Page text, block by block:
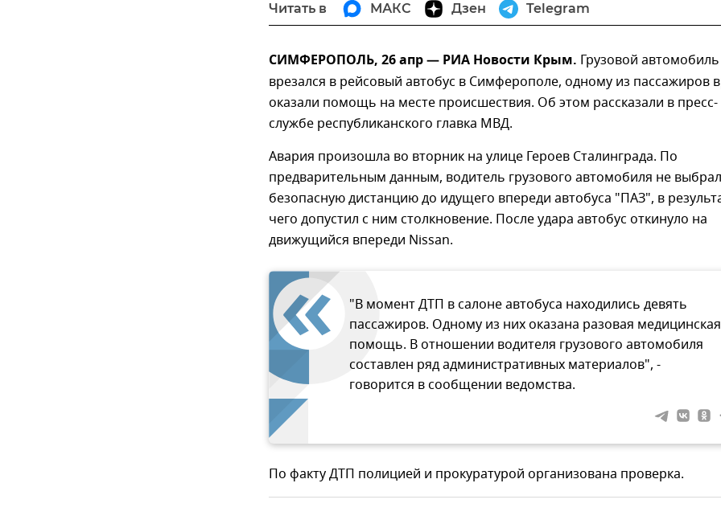
Читать в МАКС Дзен Telegram
СИМФЕРОПОЛЬ, 26 апр — РИА Новости Крым. Грузовой автомобиль
врезался в рейсовый автобус в Симферополе, одному из пассажиров
оказали помощь на месте происшествия. Об этом рассказали в пресс-
службе республиканского главка МВД.
Авария произошла во вторник на улице Героев Сталинграда. По
предварительным данным, водитель грузового автомобиля не выбрал
безопасную дистанцию до идущего впереди автобуса "ПАЗ", в
чего допустил с ним столкновение. После удара автобус откинуло на
движущийся впереди Nissan.
"В момент ДТП в салоне автобуса находились девять
пассажиров. Одному из них оказана разовая медицинская
помощь. В отношении водителя грузового автомобиля
составлен ряд административных материалов", -
говорится в сообщении ведомства.
По факту ДТП полицией и прокуратурой организована проверка.